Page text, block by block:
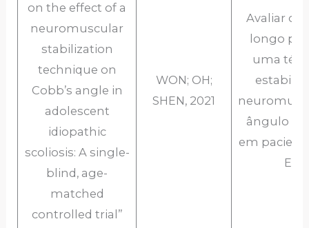
on the effect of a
neuromuscular
stabilization
technique on
Cobb’s angle in
adolescent
idiopathic
scoliosis: A single-
blind, age-
matched
controlled trial”
WON; OH;
SHEN, 2021
Avaliar o
longo
uma
ângulo de
em
EIA